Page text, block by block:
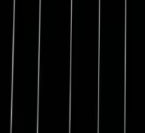
Die Aktie von Adobe ist
Quartalszahlen zum
um 16,7 %
was die Gründe für den
gerechtfertigt ist.